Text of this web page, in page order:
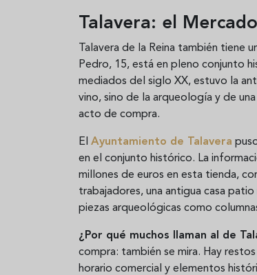
Talavera: el
Talavera de la Reina también tiene
Pedro, 15, está en pleno conjunto
mediados del siglo XX, estuvo la
vino, sino de la arqueología y de
acto de compra.
El Ayuntamiento de Talavera
en el conjunto histórico. La
millones de euros en esta tienda,
trabajadores, una antigua casa
piezas arqueológicas como
¿Por qué muchos llaman al de
compra: también se mira. Hay
horario comercial y elementos